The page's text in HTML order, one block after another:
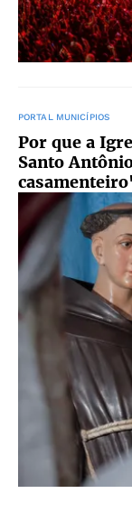
PORTAL MUNICÍPIOS
Por que a
Santo